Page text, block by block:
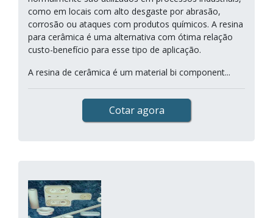
como em locais com alto desgaste por abrasão,
corrosão ou ataques com produtos químicos. A resina
para cerâmica é uma alternativa com ótima relação
custo-benefício para esse tipo de aplicação.
A resina de cerâmica é um material bi component...
Cotar agora